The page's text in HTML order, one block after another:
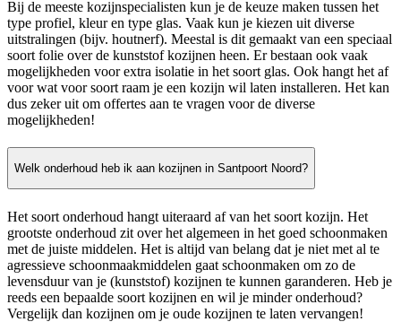
Bij de meeste kozijnspecialisten kun je de keuze maken tussen het
type profiel, kleur en type glas. Vaak kun je kiezen uit diverse
uitstralingen (bijv. houtnerf). Meestal is dit gemaakt van een speciaal
soort folie over de kunststof kozijnen heen. Er bestaan ook vaak
mogelijkheden voor extra isolatie in het soort glas. Ook hangt het af
voor wat voor soort raam je een kozijn wil laten installeren. Het kan
dus zeker uit om offertes aan te vragen voor de diverse
mogelijkheden!
Welk onderhoud heb ik aan kozijnen in Santpoort Noord?
Het soort onderhoud hangt uiteraard af van het soort kozijn. Het
grootste onderhoud zit over het algemeen in het goed schoonmaken
met de juiste middelen. Het is altijd van belang dat je niet met al te
agressieve schoonmaakmiddelen gaat schoonmaken om zo de
levensduur van je (kunststof) kozijnen te kunnen garanderen. Heb je
reeds een bepaalde soort kozijnen en wil je minder onderhoud?
Vergelijk dan kozijnen om je oude kozijnen te laten vervangen!